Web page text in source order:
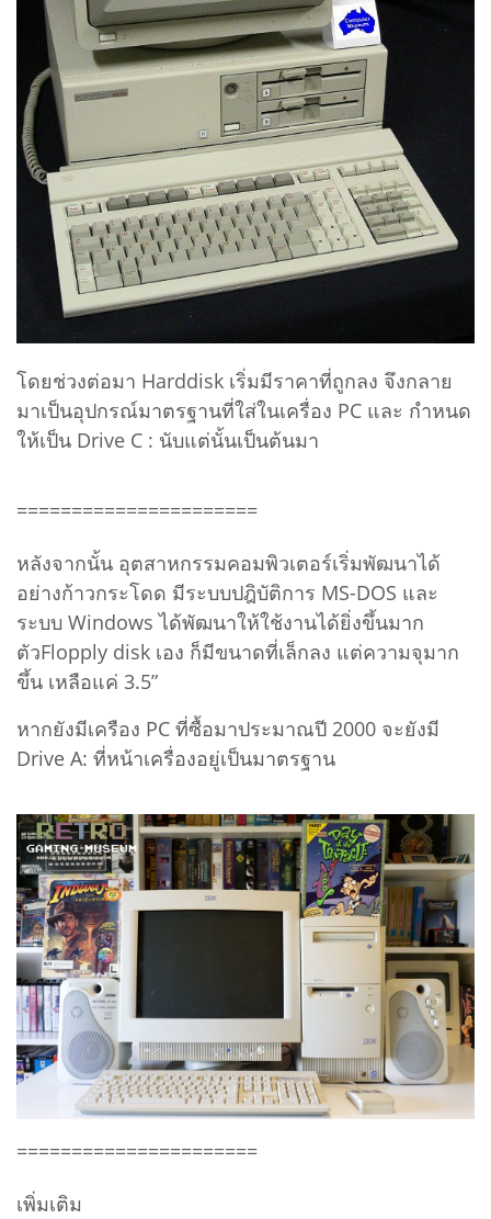
โดยช่วงต่อมา Harddisk เริ่มมีราคาที่ถูกลง จึงกลาย
มาเป็นอุปกรณ์มาตรฐานที่ใส่ในเครื่อง PC และ กำหนด
ให้เป็น Drive C : นับแต่นั้นเป็นต้นมา
======================
หลังจากนั้น อุตสาหกรรมคอมพิวเตอร์เริ่มพัฒนาได้
อย่างก้าวกระโดด มีระบบปฎิบัติการ MS-DOS และ
ระบบ Windows ได้พัฒนาให้ใช้งานได้ยิ่งขึ้นมาก
ตัวFlopply disk เอง ก็มีขนาดที่เล็กลง แต่ความจุมาก
ขึ้น เหลือแค่ 3.5”
หากยังมีเครือง PC ที่ซื้อมาประมาณปี 2000 จะยังมี
Drive A: ที่หน้าเครื่องอยู่เป็นมาตรฐาน
======================
เพิ่มเติม